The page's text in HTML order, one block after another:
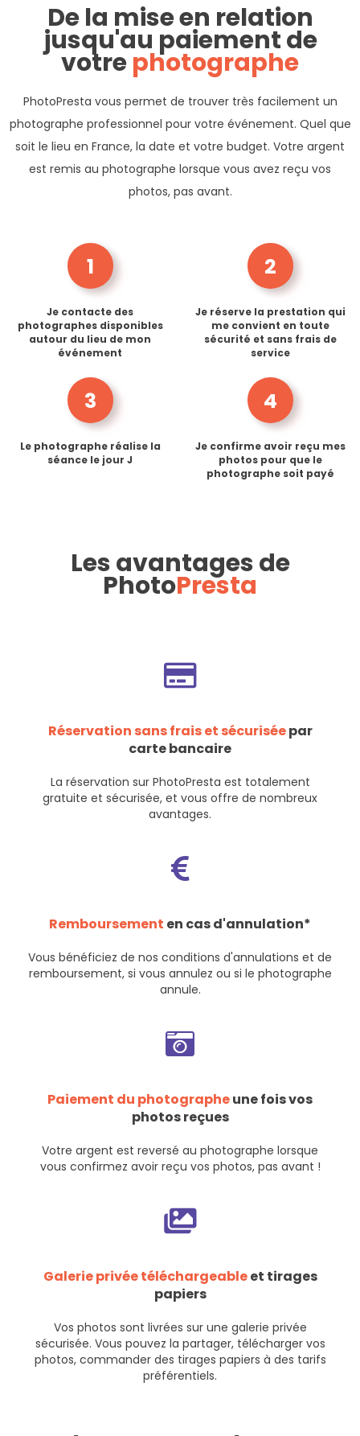
De la mise en relation
jusqu'au paiement de
votrephotographe
PhotoPresta vous permet de trouver très facilement un
photographe professionnel pour votre événement. Quel que
soit le lieu en France, la date et votre budget. Votre argent
est remis au photographe lorsque vous avez reçu vos
photos, pas avant.
1
Je contacte des
photographes disponibles
autour du lieu de mon
événement
2
Je réserve la prestation qui
me convient en toute
sécurité et sans frais de
service
3
Le photographe réalise la
séance le jour J
4
Je confirme avoir reçu mes
photos pour que le
photographe soit payé
Les avantages de
PhotoPresta
Réservation sans frais et sécuriséepar
carte bancaire
La réservation sur PhotoPresta est totalement
gratuite et sécurisée, et vous offre de nombreux
avantages.
Remboursement en cas d'annulation*
Vous bénéficiez de nos conditions d'annulations et de
remboursement, si vous annulez ou si le photographe
annule.
Paiement du photographeune fois vos
photos reçues
Votre argent est reversé au photographe lorsque
vous confirmez avoir reçu vos photos, pas avant !
Galerie privée téléchargeableet tirages
papiers
Vos photos sont livrées sur une galerie privée
sécurisée. Vous pouvez la partager, télécharger vos
photos, commander des tirages papiers à des tarifs
préférentiels.